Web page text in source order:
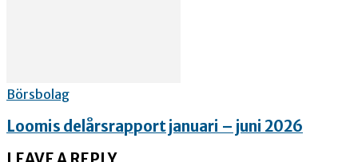
Börsbolag
Loomis delårsrapport januari – juni 2026